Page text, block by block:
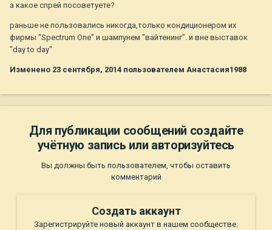
а какое спрей посоветуете?
раньше не пользовались никогда,только кондиционером их
фирмы "Spectrum One" и шампунем "вайтенинг". и вне выставок
"day to day"
Изменено 23 сентября, 2014 пользователем Анастасия1988
Для публикации сообщений создайте
учётную запись или авторизуйтесь
Вы должны быть пользователем, чтобы оставить
комментарий
Создать аккаунт
Зарегистрируйте новый аккаунт в нашем сообществе.